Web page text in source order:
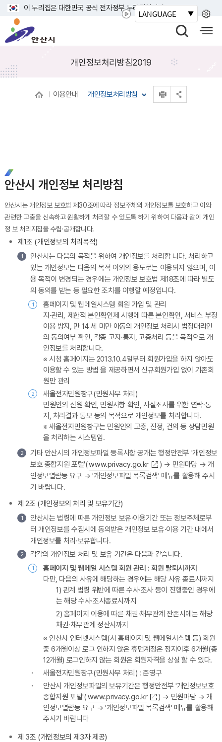
기
이 누리집은 대한민국 공식 전자정부 누리집입니다.
시
색
기
바
사
개인정보처리방침2019
이용안내 개인정보처리방침
안산시 개인정보 처리방침
안산시는 개인정보 보호법 제30조에 따라 정보주체의 개인정보를 보호하고 이와
관련한 고충을 신속하고 원활하게 처리할 수 있도록 하기 위하여 다음과 같이 개인
정 보 처리지침을 수립·공개합니다.
제1조 (개인정보의 처리목적)
1
안산시는 다음의 목적을 위하여 개인정보를 처리합 니다. 처리하고
있는 개인정보는 다음의 목적 이외의 용도로는 이용되지 않으며, 이
용 목적이 변경되는 경우에는 개인정보 보호법 제18조에 따라 별도
의 동의를 받는 등 필요한 조치를 이행할 예정입니다.
1
홈페이지 및 웹메일시스템 회원 가입 및 관리
지·관리, 제한적 본인확인제 시행에 따른 본인확인, 서비스 부정
이용 방지, 만 14 세 미만 아동의 개인정보 처리시 법정대리인
의 동의여부 확인, 각종 고지·통지, 고충처리 등을 목적으로 개
인정보를 처리합니다.
※ 시청 홈페이지는 2013.10.4일부터 회원가입을 하지 않아도
이용할 수 있는 방법 을 제공하면서 신규회원가입 없이 기존회
원만 관리
2
새올전자민원창구(민원사무 처리)
민원인의 신원 확인, 민원사항 확인, 사실조사를 위한 연락·통
지, 처리결과 통보 등의 목적으로 개인정보를 처리합니다.
※ 새올전자민원창구는 민원인의 고충, 진정, 건의 등 상담민원
을 처리하는 시스템임.
2
기타 안산시의 개인정보파일 등록사항 공개는 행정안전부 '개인정보
보호 종합지원 포털'(www.privacy.go.kr
) → 민원마당 → 개
인정보열람등 요구 → '개인정보파일 목록검색' 메뉴를 활용해 주시
기 바랍니다.
제 2조 (개인정보의 처리 및 보유기간)
1
안산시는 법령에 따른 개인정보 보유·이용기간 또는 정보주체로부
터 개인정보를 수집시에 동의받은 개인정보 보유·이용 기간 내에서
개인정보를 처리·보유합니다.
2 각각의 개인정보 처리 및 보유 기간은 다음과 같습니다.
1
홈페이지 및 웹메일 시스템 회원 관리 : 회원 탈퇴시까지
다만, 다음의 사유에 해당하는 경우에는 해당 사유 종료시까지
1) 관계 법령 위반에 따른 수사·조사 등이 진행중인 경우에
는 해당 수사·조사종료시까지
2) 홈페이지 이용에 따른 채권·채무관계 잔존시에는 해당
채권·채무관계 정산시까지
※ 안산시 인터넷시스템(시 홈페이지 및 웹메일시스템 등) 회원
중 6개월이상 로그 인하지 않은 휴먼계정은 정지이후 6개월(총
12개월) 로그인하지 않는 회원은 회원자격을 상실 할 수 있다.
새올전자민원창구(민원사무 처리) : 준영구
안산시 개인정보파일의 보유기간은 행정안전부 '개인정보보호
종합지원 포털'(www.privacy.go.kr
) → 민원마당 → 개
인정보열람등 요구 → '개인정보파일 목록검색' 메뉴를 활용해
주시기 바랍니다
제 3조 (개인정보의 제3자 제공)
LANGUAGE